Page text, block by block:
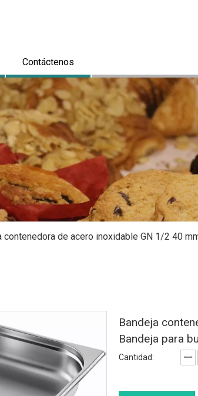
Contáctenos
contenedora de acero inoxidable GN 1/2 40
Bandeja
Bandeja para
Cantidad: